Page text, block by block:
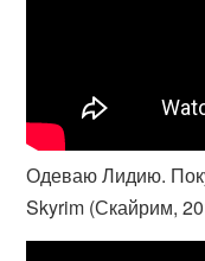
Одеваю Лидию.
Skyrim (Скайрим,